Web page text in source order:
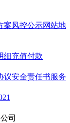
案风控公示网站地
细充值付款
议安全责任书服务
司